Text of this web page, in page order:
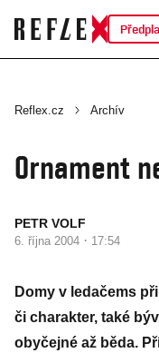
Reflex.cz Archív
Ornament
PETR VOLF
6. října 2004 · 17:54
Domy v ledačems
či charakter, také
obyčejné až běda.